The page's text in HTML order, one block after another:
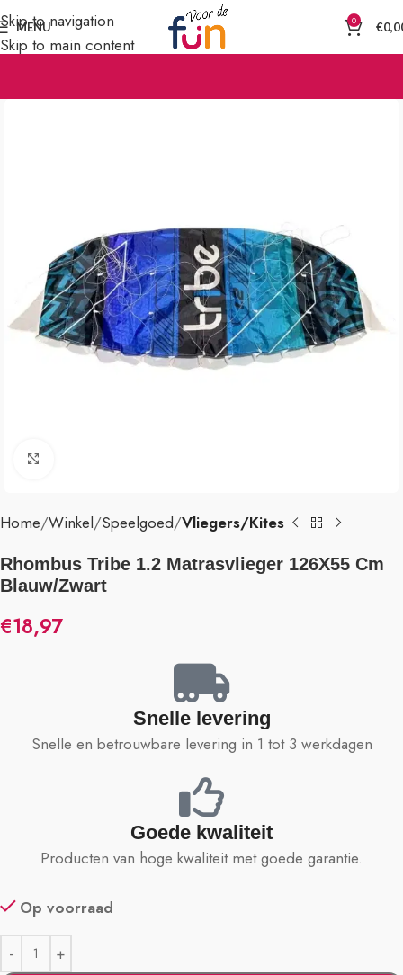
Skip to navigation
Skip to main content
MENU 0 €
Home Winkel Speelgoed Vliegers/Kites
Rhombus Tribe 1.2 Matrasvlieger 126X55 Cm
Blauw/Zwart
€18,97
Snelle levering
Snelle en betrouwbare levering in 1 tot 3 werkdagen
Goede kwaliteit
Producten van hoge kwaliteit met goede garantie.
Op voorraad